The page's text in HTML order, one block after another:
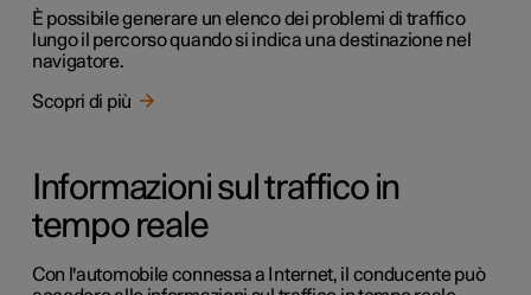
È possibile generare un elenco dei problemi di traffico
lungo il percorso quando si indica una destinazione nel
navigatore.
Scopri di più
Informazioni sul traffico in
tempo reale
Con l'automobile connessa a Internet, il conducente può